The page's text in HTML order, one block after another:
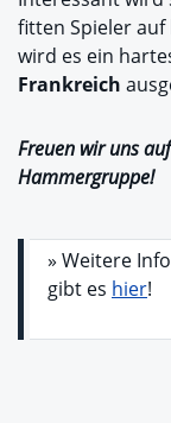
fitten Spieler auf
wird es ein
Frankreich
Freuen wir uns
Hammergruppe!
» Weitere
gibt es hier!